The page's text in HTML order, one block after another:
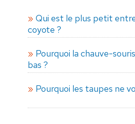
Qui est le plus petit
coyote ?
Pourquoi la chauve-
bas ?
Pourquoi les taupes ne